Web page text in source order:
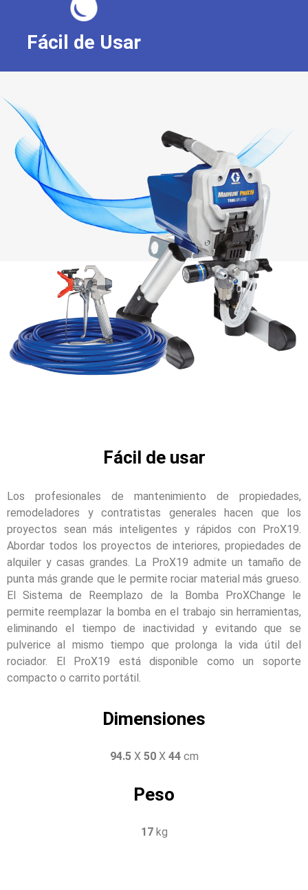
Fácil de Usar
Fácil de usar
Los profesionales de mantenimiento de propiedades,
remodeladores y contratistas generales hacen que los
proyectos sean más inteligentes y rápidos con ProX19.
Abordar todos los proyectos de interiores, propiedades de
alquiler y casas grandes. La ProX19 admite un tamaño de
punta más grande que le permite rociar material más grueso.
El Sistema de Reemplazo de la Bomba ProXChange le
permite reemplazar la bomba en el trabajo sin herramientas,
eliminando el tiempo de inactividad y evitando que se
pulverice al mismo tiempo que prolonga la vida útil del
rociador. El ProX19 está disponible como un soporte
compacto o carrito portátil.
Dimensiones
94.5 X 50 X 44cm
Peso
17kg